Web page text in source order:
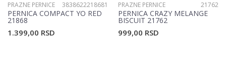
PRAZNE PERNICE 3838622218681
PERNICA COMPACT YO RED
21868
1.399,00 RSD
PRAZNE PERNICE 21762
PERNICA CRAZY MELANGE
BISCUIT 21762
999,00 RSD